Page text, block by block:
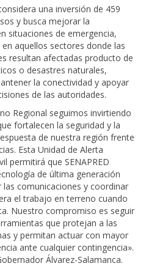
una inversión de 459
y busca mejorar la
situaciones de emergencia,
aquellos sectores donde las
resultan afectadas producto de
o desastres naturales,
la conectividad y apoyar
de las autoridades.
Regional seguimos invirtiendo
fortalecen la seguridad y la
de nuestra región frente
Esta Unidad de Alerta
permitirá que SENAPRED
de última generación
las comunicaciones y coordinar
el trabajo en terreno cuando
Nuestro compromiso es seguir
que protejan a las
y permitan actuar con mayor
ante cualquier contingencia».
Álvarez-Salamanca.